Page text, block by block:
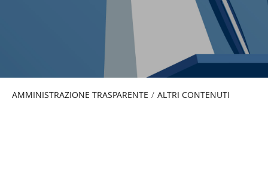
AMMINISTRAZIONE TRASPARENTE / ALTRI CONTENUTI